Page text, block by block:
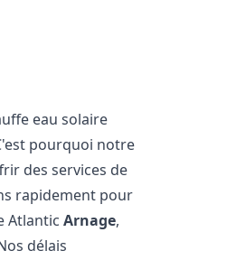
eau solaire
pourquoi notre
des services de
rapidement pour
AtlanticArnage,
délais